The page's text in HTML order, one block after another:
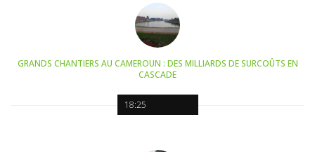
18:25
GRANDS CHANTIERS AU CAMEROUN : DES MILLIARDS DE SURCOÛTS EN
CASCADE